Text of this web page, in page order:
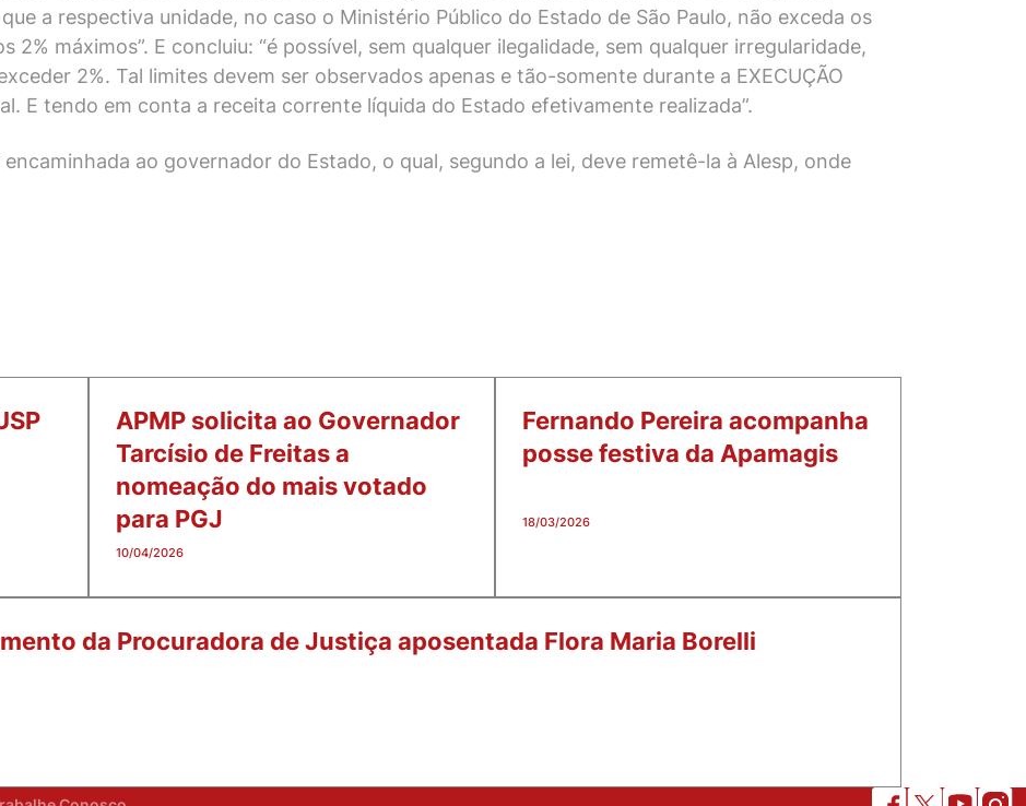
a respectiva unidade, no caso o Ministério Público do Estado de São Paulo, não exceda os
2% máximos”. E concluiu: “é possível, sem qualquer ilegalidade, sem qualquer irregularidade,
2%. Tal limites devem ser observados apenas e tão-somente durante a EXECUÇÃO
E tendo em conta a receita corrente líquida do Estado efetivamente realizada”.
ao governador do Estado, o qual, segundo a lei, deve remetê-la à Alesp, onde
APMP solicita ao Governador
Tarcísio de Freitas a
nomeação do mais votado
para PGJ
10/04/2026
Fernando Pereira acompanha
posse festiva da Apamagis
18/03/2026
da Procuradora de Justiça aposentada Flora Maria Borelli